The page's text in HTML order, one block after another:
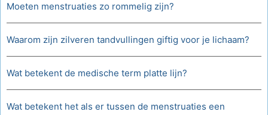
Moeten menstruaties zo rommelig zijn?
Waarom zijn zilveren tandvullingen giftig voor je lichaam?
Wat betekent de medische term platte lijn?
Wat betekent het als er tussen de menstruaties een